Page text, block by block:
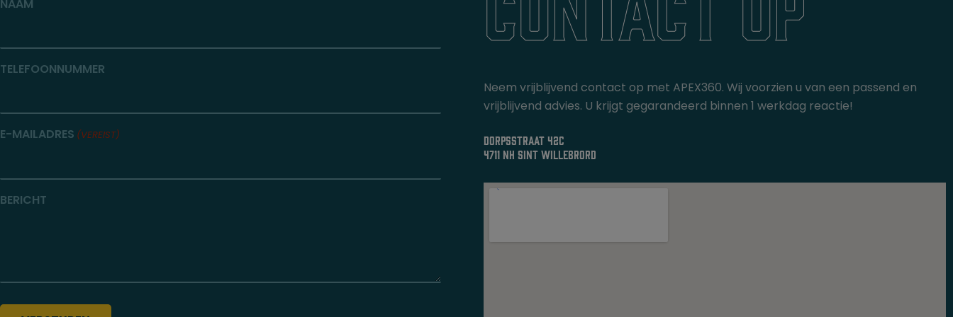
NAAM
TELEFOONNUMMER
E-MAILADRES (VEREIST)
BERICHT
Neem vrijblijvend contact op met APEX360. Wij voorzien u van een passend en
vrijblijvend advies. U krijgt gegarandeerd binnen 1 werkdag reactie!
dorpsstraat 42c
4711 nh sint willebrord